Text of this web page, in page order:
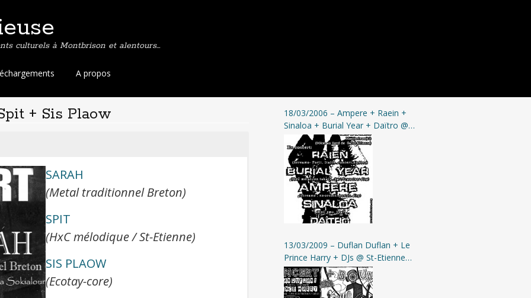
culturels à Montbrison et alentours…
A propos
+ Sis Plaow
SARAH
(Metal traditionnel Breton)
SPIT
(HxC mélodique / St-Etienne)
SIS PLAOW
(Ecotay-core)
18/03/2006 – Ampere + Raein +
Sinaloa + Burial Year + Daïtro @
Montbrison
13/03/2009 – Duflan Duflan + Le
Prince Harry + DJs @ St-Etienne
(Entrepôt Bellevue)